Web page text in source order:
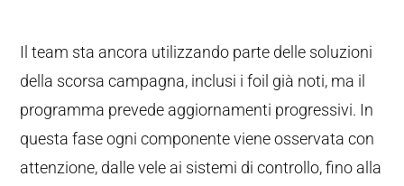
Il team sta ancora utilizzando parte delle soluzioni
della scorsa campagna, inclusi i foil già noti, ma il
programma prevede aggiornamenti progressivi. In
questa fase ogni componente viene osservata con
attenzione, dalle vele ai sistemi di controllo, fino alla